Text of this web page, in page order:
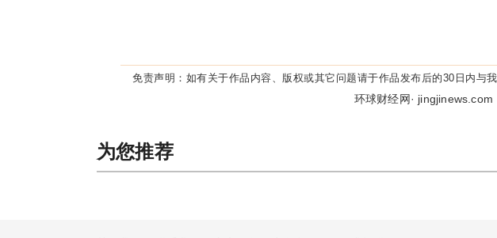
免责声明： 如有关于作品内容、版权或其它问题请于作品发布后的30日内与我
环球财经网· jingjinews.com
为您推荐